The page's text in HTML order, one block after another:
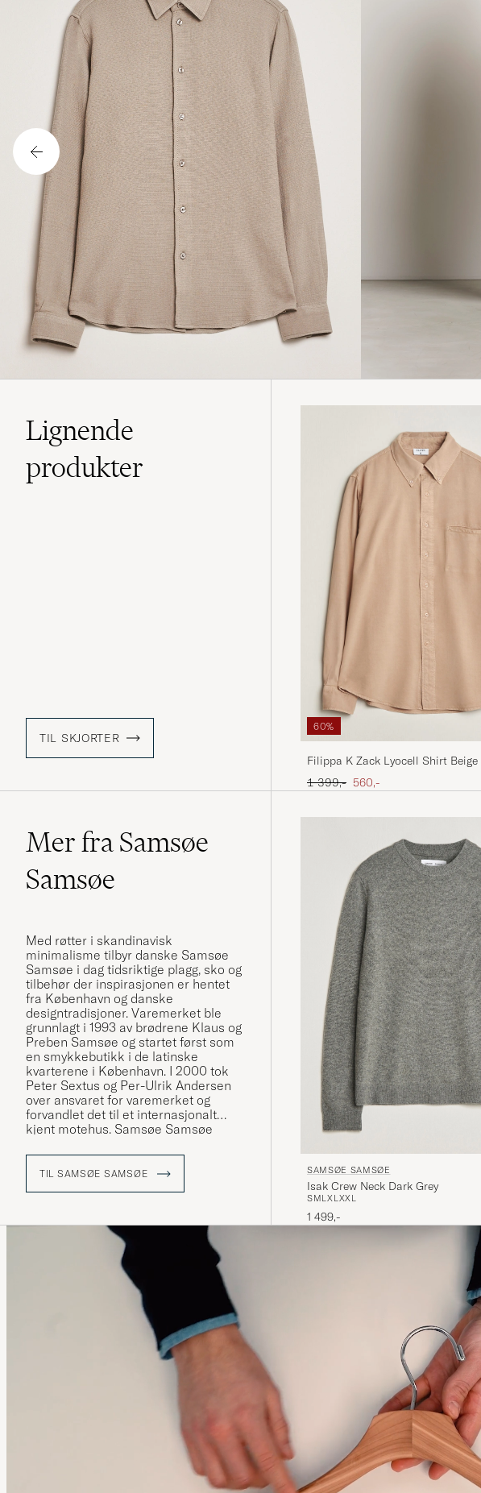
Lignende
produkter
TIL SKJORTER
60%
Filippa K Zack Lyocell Shirt Beige
Ordinær pris
1 399,- Nedsatt pris
560,-
Mer fra Samsøe
Samsøe
Med røtter i skandinavisk
minimalisme tilbyr danske Samsøe
Samsøe i dag tidsriktige plagg, sko og
tilbehør der inspirasjonen er hentet
fra København og danske
designtradisjoner. Varemerket ble
grunnlagt i 1993 av brødrene Klaus og
Preben Samsøe og startet først som
en smykkebutikk i de latinske
kvarterene i København. I 2000 tok
Peter Sextus og Per-Ulrik Andersen
over ansvaret for varemerket og
forvandlet det til et internasjonalt
kjent motehus. Samsøe Samsøe
designer allsidige plagg i myke snitt.
TIL SAMSØE SAMSØE SAMSØE SAMSØE
Isak Crew Neck Dark Grey
SMLXL XXL
1 499,-